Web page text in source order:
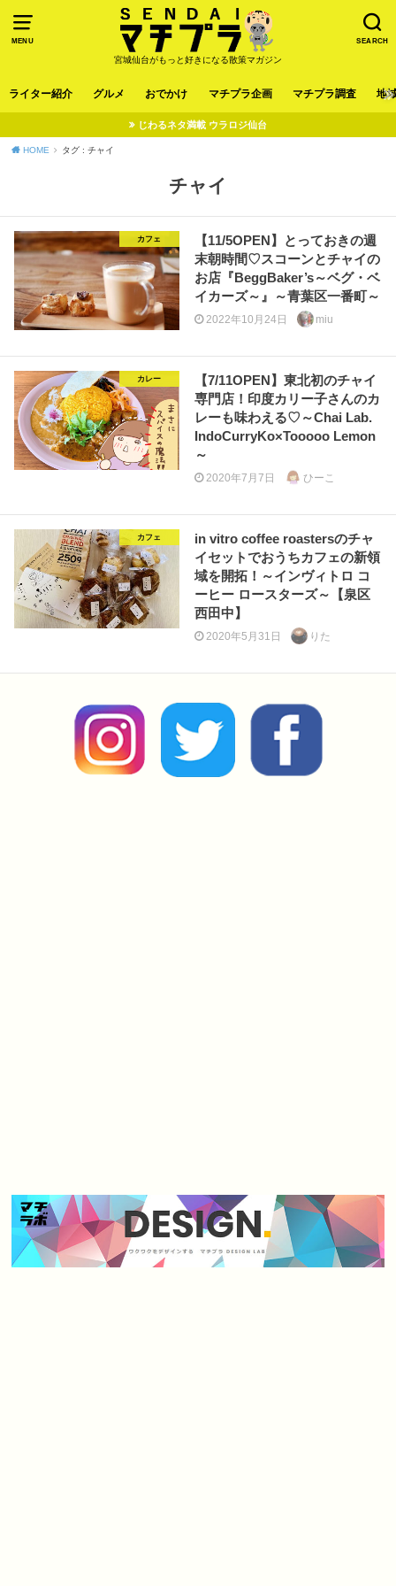
MENU SEARCH
宮城仙台がもっと好きになる散策マガジン
ライター紹介 グルメ おでかけ マチプラ企画 マチプラ調査 地
じわるネタ満載 ウラロジ仙台
HOME タグ : チャイ
チャイ
カフェ
【11/5OPEN】とっておきの週
末朝時間♡スコーンとチャイの
お店『BeggBaker’s～ベグ・ベ
イカーズ～』～青葉区一番町～
2022年10月24日 miu
カレー
【7/11OPEN】東北初のチャイ
専門店！印度カリー子さんのカ
レーも味わえる♡～Chai Lab.
IndoCurryKo×Tooooo Lemon
～
2020年7月7日 ひーこ
カフェ
in vitro coffee roastersのチャ
イセットでおうちカフェの新領
域を開拓！～インヴィトロ コ
ーヒー ロースターズ～【泉区
西田中】
2020年5月31日 りた